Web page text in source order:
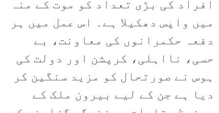
افراد کی بڑی تعداد کو موت کے منہ
میں واپس دھکیلا ہے۔ اس عمل میں ہر
دفعہ حکمرانوں کی معاونت، بے
حسی، نااہلی، کرپشن اور دولت کی
ہوس نے صورتحال کو مزید سنگین کر
دیا ہے جن کے لیے بیرون ملک کے